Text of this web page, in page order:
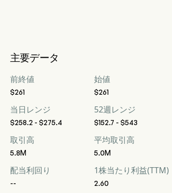
主要データ
前終値
$261
始値
$261
当日レンジ
$258.2 - $275.4
52週レンジ
$152.7 - $543
取引高
5.8M
平均取引高
5.0M
配当利回り
--
1株当たり利益(TTM)
2.60